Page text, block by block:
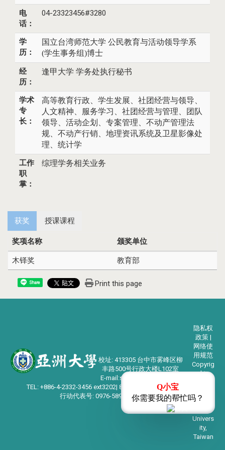
电
话：
04-23323456#3280
学
历：
国立台湾师范大学 公民教育与活动领导学系
(学生事务组)博士
经
历：
逢甲大学 学务处执行秘书
学术
专
长：
高等教育行政、学生发展、社团经营与领导、
人文精神、服务学习、社团经营与管理、团队
领导、活动企划、专案管理、不动产管理法
规、不动产行销、地理资讯系统及卫星影像处
理、统计学
工作
职
掌：
综理学务相关业务
获奖 授课课程
奖项名称 颁奖单位
木铎奖 教育部
Share Print this page
校址: 413305 台中市雾峰区柳
丰路500号行政大楼L102室
E-mail:student@asia.edu.tw
TEL: +886-4-2332-3456 ext3202| 886-4-2332-1028
行动代表号: 0976-589009
隐私权
政策 |
网络使
用规范
Copyrig
ht
学
Univers
ity,
Taiwan
Q小宝
你需要我的帮忙吗？